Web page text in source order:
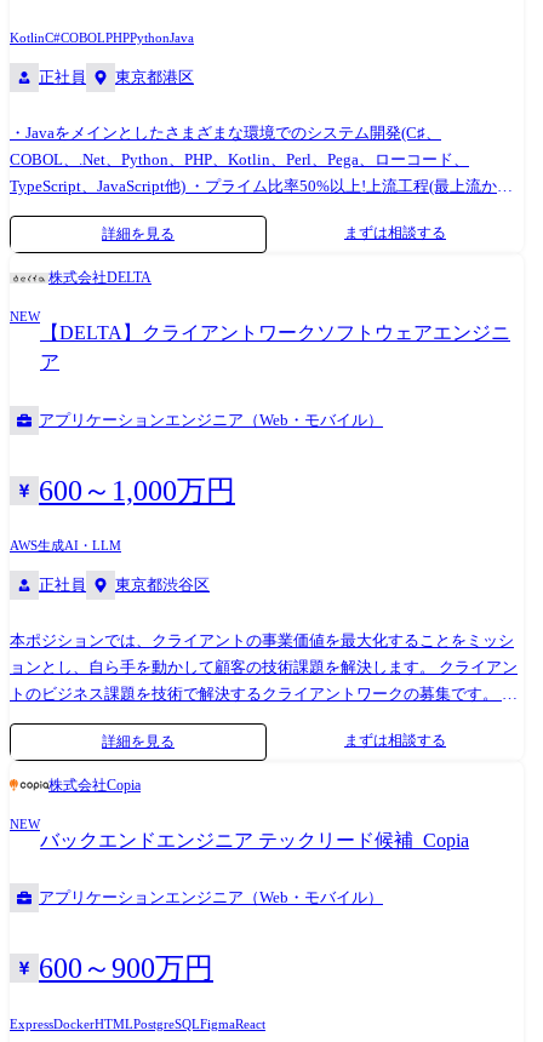
KotlinC#COBOLPHPPythonJava
正社員 東京都港区
・Javaをメインとしたさまざまな環境でのシステム開発(C♯、
COBOL、.Net、Python、PHP、Kotlin、Perl、Pega、ローコード、
TypeScript、JavaScript他) ・プライム比率50%以上!上流工程(最上流から
参画できるプロジェクト多数!!)から保守まで、システム開発全般を幅広
く担当!大規模開発のPM、PLとしてスキルアップを目指せます! ・チーム
発、テスト、リリース後の運用・保守にいたるまで一貫して担当できる
プロジェクトが多数 ◎オープン系、WEB系システムまで多様なプロジェ
クトがあり、業種も金融や公共を中心に、製造、サービスなど多岐にわ
り、希望に合わせたスキルを磨くことができます。 【部署】 開発部署は
際は希望で選考を進めますので、事前にご相談ください。 ①金融ビジネ
ス事業部:メガバンクのATMシステムから大手クレジットカード会社の管
も厚く、身近で誰もが利用したことがあるようなサービスのシステム開
公営競技まで様々な開発に携わっております。特に官公庁に関して、大
規模システムを直接入札で受注しており、エンドユーザーと近い距離で
社会インフラを支える重要な開発に携わることができます。 ③DX事業
流から参画ができます。今注目のBI(ビジネス・インテリジェンス)やクラ
も490社以上の企業に利用いただいております。
詳細を見る まずは相談する
株式会社DELTA
NEW
【DELTA】クライアントワークソフトウェアエンジニ
ア
アプリケーションエンジニア（Web・モバイル）
600～1,000万円
AWS生成AI・LLM
正社員 東京都渋谷区
本ポジションでは、クライアントの事業価値を最大化することをミッシ
ョンとし、自ら手を動かして顧客の技術課題を解決します。 クライアン
トのビジネス課題を技術で解決するクライアントワークの募集です。 コ
ードを書くだけでなく、顧客への技術提案や要件定義といった上流工程
から携わり、プロジェクトをリードできるエンジニアを目指していただ
詳細を見る まずは相談する
株式会社Copia
NEW
バックエンドエンジニア テックリード候補_Copia
アプリケーションエンジニア（Web・モバイル）
600～900万円
ExpressDockerHTMLPostgreSQLFigmaReact